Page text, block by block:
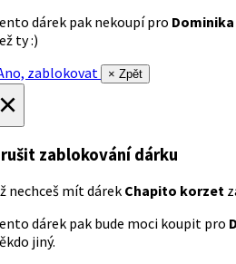
dárek pak nekoupí pro
ty :)
zablokovat
× Zpět
zablokování dárku
nechceš mít dárek Chapito korzet
dárek pak bude moci koupit pro
jiný.